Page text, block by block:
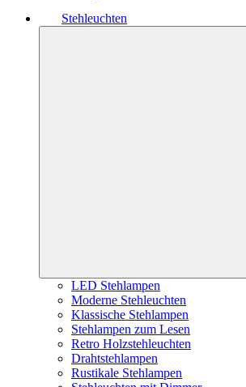
Stehleuchten
LED Stehlampen
Moderne Stehleuchten
Klassische Stehlampen
Stehlampen zum Lesen
Retro Holzstehleuchten
Drahtstehlampen
Rustikale Stehlampen